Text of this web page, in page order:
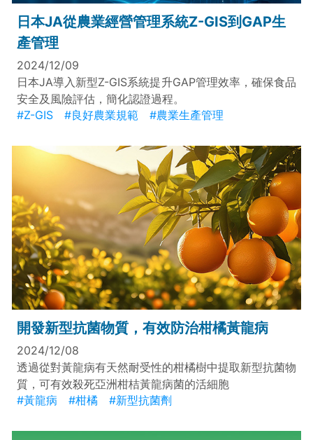
日本JA從農業經營管理系統Z-GIS到GAP生
產管理
2024/12/09
日本JA導入新型Z-GIS系統提升GAP管理效率，確保食品
安全及風險評估，簡化認證過程。
#Z-GIS
#良好農業規範 #農業生產管理
開發新型抗菌物質，有效防治柑橘黃龍病
2024/12/08
透過從對黃龍病有天然耐受性的柑橘樹中提取新型抗菌物
質，可有效殺死亞洲柑桔黃龍病菌的活細胞
#黃龍病
#柑橘 #新型抗菌劑